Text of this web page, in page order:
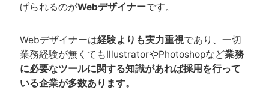
げられるのがWebデザイナーです。
Webデザイナーは経験よりも実力重視であり、一切
業務経験が無くてもIllustratorやPhotoshopなど業務
に必要なツールに関する知識があれば採用を行って
いる企業が多数あります。